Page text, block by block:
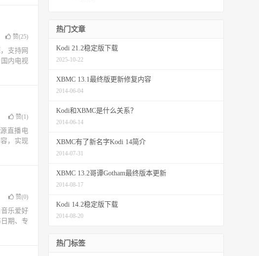
赞(25)
支持网
内电视
赞(1)
直播电
，实现
赞(0)
乐爱好
期、专
热门文章
Kodi 21.2稳定版下载
2025-10-22
XBMC 13.1最终版更新修复内容
2014-06-04
Kodi和XBMC是什么关系？
2014-06-14
XBMC有了新名字Kodi 14简介
2014-07-31
XBMC 13.2哥谭Gotham最终版本更新
2014-08-17
Kodi 14.2稳定版下载
2014-08-20
热门标签